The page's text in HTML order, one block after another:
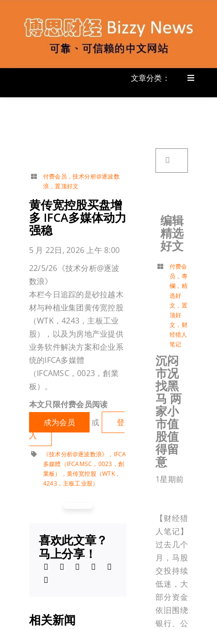
文章分类：
Toggle
付费会员 ， 技术分析@逐波数
浪 ，置顶好文
黄传宽控股买盘增
多 IFCA多媒体动力
强稳
5 月 22日, 2026 上午 8:00
22/5/26《技术分析@逐波
数浪》
本栏今日追踪的是砂拉越木
材与种植业集团黄传宽控股
（WTK，4243，主板工业
股），以及为房地产业提供
业务软件解决方案和企业系
统的IFCA多媒體
（IFCAMSC，0023，創業
板）。
本文只限付费会员阅读
成为会员
或
登
入
《技术分析@逐波数浪》 ， IFCA
多媒體（IFCAMSC，0023，創
業板）
， 黄传宽控股（WTK，
4243，主板工业股）
喜欢此文章？
马上分享！
相关新闻
编辑
精选
好文
付费会
员 ， 專
欄 ， 精
选好
文 ， 置
顶好
文 ， 财
经猎人
笔记
沉闷
市况
找黑
马 两
家小
市值
股值
得留
意
1星期前
【财经猎
人笔记】
过去几个
月，马股
交投持续
低迷，大
部分资金
依旧围绕
银行、公